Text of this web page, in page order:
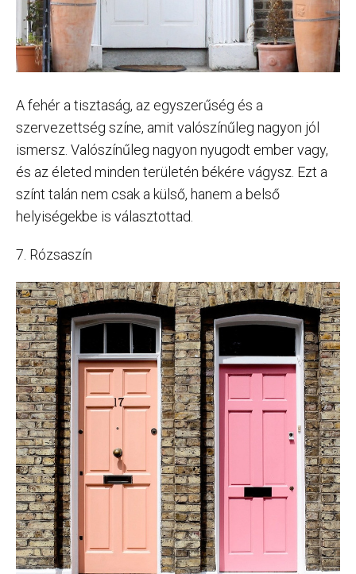
A fehér a tisztaság, az egyszerűség és a
szervezettség színe, amit valószínűleg nagyon jól
ismersz. Valószínűleg nagyon nyugodt ember vagy,
és az életed minden területén békére vágysz. Ezt a
színt talán nem csak a külső, hanem a belső
helyiségekbe is választottad.
7. Rózsaszín